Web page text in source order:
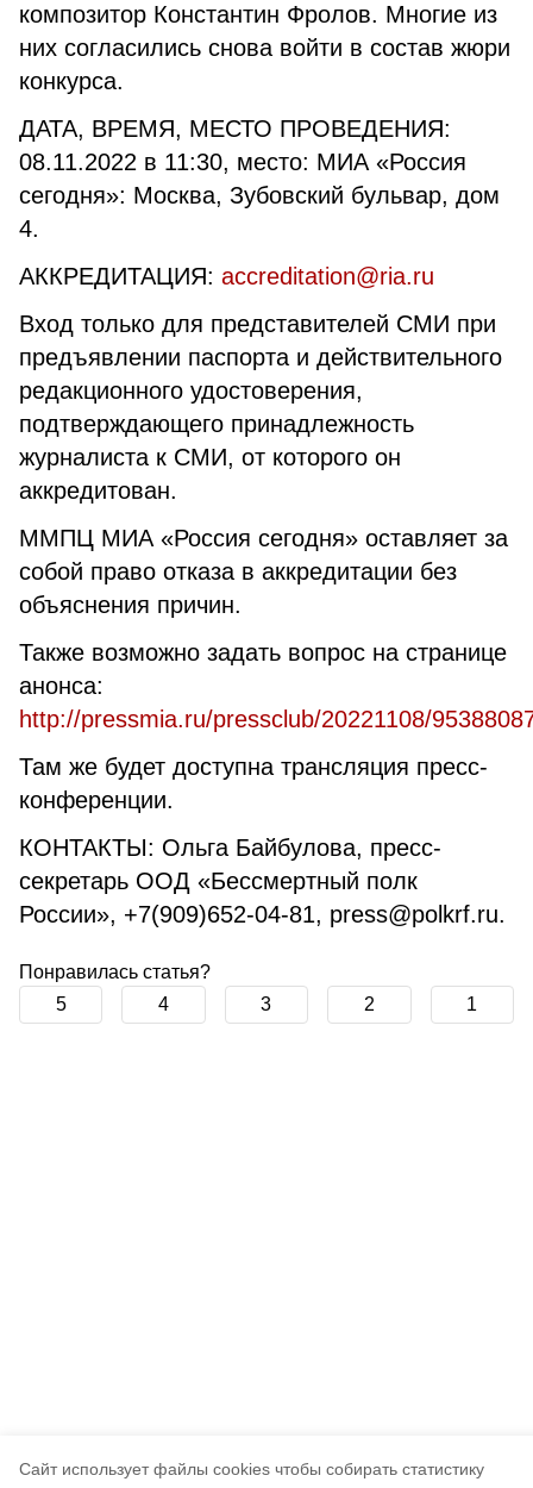
Cайт использует файлы cookies чтобы собирать статистику
композитор Константин Фролов. Многие из
них согласились снова войти в состав жюри
конкурса.
ДАТА, ВРЕМЯ, МЕСТО ПРОВЕДЕНИЯ:
08.11.2022 в 11:30, место: МИА «Россия
сегодня»: Москва, Зубовский бульвар, дом
4.
АККРЕДИТАЦИЯ: accreditation@ria.ru
Вход только для представителей СМИ при
предъявлении паспорта и действительного
редакционного удостоверения,
подтверждающего принадлежность
журналиста к СМИ, от которого он
аккредитован.
ММПЦ МИА «Россия сегодня» оставляет за
собой право отказа в аккредитации без
объяснения причин.
Также возможно задать вопрос на странице
анонса:
http://pressmia.ru/pressclub/20221108/
Там же будет доступна трансляция пресс-
конференции.
КОНТАКТЫ: Ольга Байбулова, пресс-
секретарь ООД «Бессмертный полк
России», +7(909)652-04-81, press@polkrf.ru.
Понравилась статья?
5
4 3 2 1